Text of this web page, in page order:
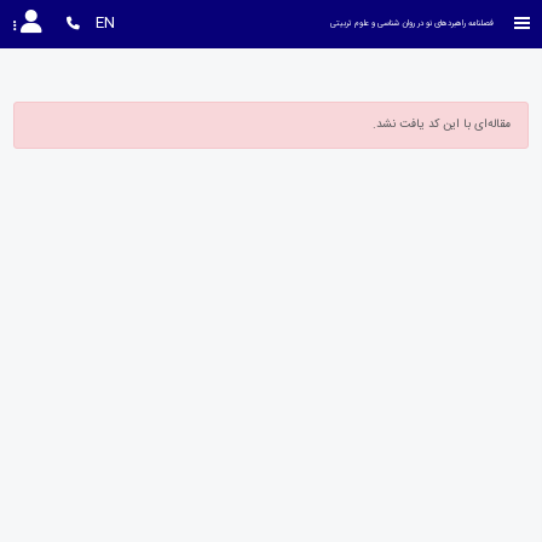
فصلنامه راهبردهای نو در روان شناسی و علوم تربیتی EN
مقاله‌ای با این کد یافت نشد.